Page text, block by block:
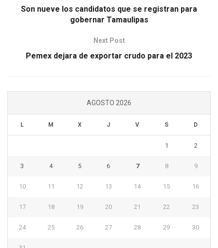
Son nueve los candidatos que se registran para
gobernar Tamaulipas
Next Post
Pemex dejara de exportar crudo para el 2023
AGOSTO 2026
L M X J V S D
1 2
3 4 5 6 7 8 9
10 11 12 13 14 15 16
17 18 19 20 21 22 23
24 25 26 27 28 29 30